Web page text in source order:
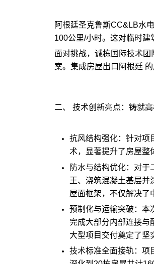
阿根廷圣克鲁斯CC&LB水
100公里/小时。这对临时建
面对挑战，诚栋国际技术
案。集成房屋出口阿根廷
二、 技术创新亮点：铸就
抗风结构强化：针对项
术，显著提升了房屋整
防水与结构优化：对
王、浇筑混凝土基层并
屋面框架，不仅解决了
预制化与运输突破：本
完成大部分内部连接与
大型项目交付奠定了坚
技术标准全面接轨：项